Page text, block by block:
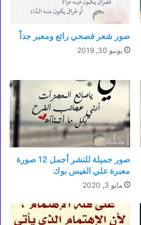
صور شعر فصحي رائع ومعبر جداً
يونيو 30, 2019
صور جميلة للنشر أجمل 12 صورة
معبرة علي الفيس بوك
مايو 3, 2020